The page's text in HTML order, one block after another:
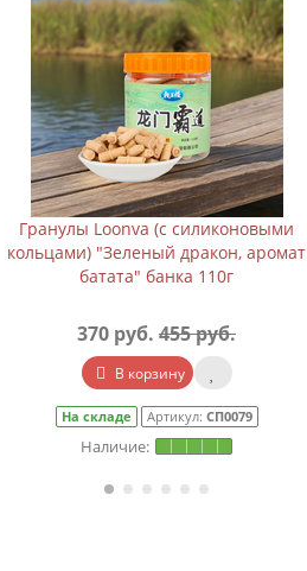
Гранулы Loonva (с силиконовыми
кольцами) "Зеленый дракон, аромат
батата" банка 110г
370 руб. 455 руб.
В корзину
На складе Артикул: СП0079